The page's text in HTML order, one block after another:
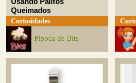
Queimados
Curiosidades
Pipoca de Bits